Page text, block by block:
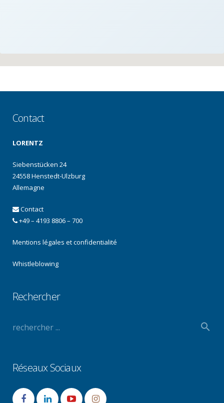
Contact
LORENTZ
Siebenstücken 24
24558 Henstedt-Ulzburg
Allemagne
Contact
+49 – 4193 8806 – 700
Mentions légales et confidentialité
Whistleblowing
Rechercher
Réseaux Sociaux